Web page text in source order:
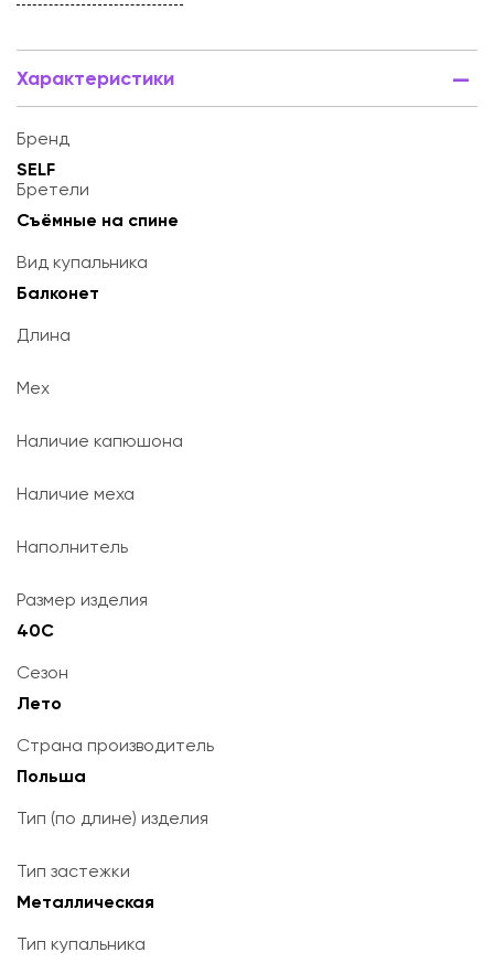
Характеристики
Бренд
SELF
Бретели
Съёмные на спине
Вид купальника
Балконет
Длина
Мех
Наличие капюшона
Наличие меха
Наполнитель
Размер изделия
40C
Сезон
Лето
Страна производитель
Польша
Тип (по длине) изделия
Тип застежки
Металлическая
Тип купальника